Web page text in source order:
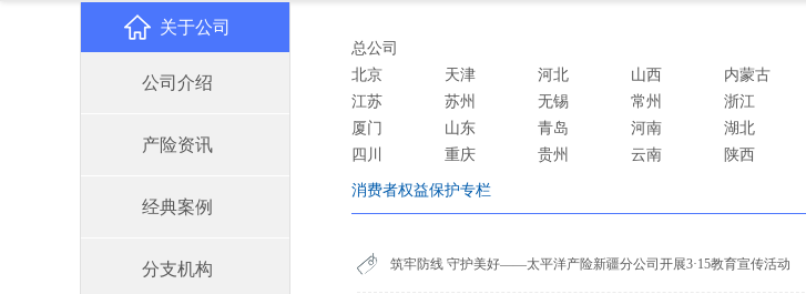
关于公司
公司介绍
产险资讯
经典案例
分支机构
总公司
北京
天津 河北 山西 内蒙古
江苏
苏州 无锡 常州 浙江
厦门
山东 青岛 河南 湖北
四川
重庆 贵州 云南 陕西
消费者权益保护专栏
筑牢防线 守护美好——太平洋产险新疆分公司开展3·15教育宣传活动